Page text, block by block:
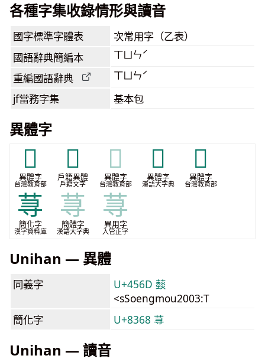
各種字集收錄情形與讀音
國字標準字體表 次常用字（乙表）
國語辭典簡編本 ㄒㄩㄣˊ
重編國語辭典 ㄒㄩㄣˊ
jf當務字集 基本包
異體字
𧀷
異體字
台灣教育部
𧁘
戶籍異體
戶籍文字
𧁘
異體字
台灣教育部
𧂇
異體字
漢語大字典
𧂗
異體字
台灣教育部
荨
簡化字
漢字資料庫
荨
簡體字
漢語大字典
荨
異用字
入管正字
Unihan — 異體
同義字
U+456D 䕭
<sSoengmou2003:T
簡化字
U+8368 荨
Unihan — 讀音